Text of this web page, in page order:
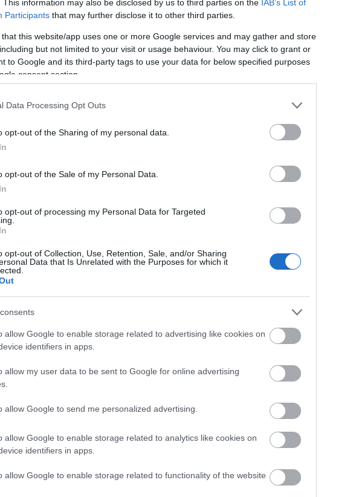
This information may also be disclosed by us to third parties on the IAB’s List of
Participants that may further disclose it to other third parties.
that this website/app uses one or more Google services and may gather and store
but not limited to your visit or usage behaviour. You may click to grant or
to Google and its third-party tags to use your data for below specified purposes
consent section.
Data Processing Opt Outs
opt-out of the Sharing of my personal data.
opt-out of the Sale of my Personal Data.
opt-out of processing my Personal Data for Targeted
opt-out of Collection, Use, Retention, Sale, and/or Sharing
Data that Is Unrelated with the Purposes for which it
allow Google to enable storage related to advertising like cookies on
identifiers in apps.
allow my user data to be sent to Google for online advertising
allow Google to send me personalized advertising.
allow Google to enable storage related to analytics like cookies on
identifiers in apps.
allow Google to enable storage related to functionality of the website
και τις επιχειρήσεις, ισχυροποιούμε την οικονομία της χώρας»,
προτεραιότητας
θα ολοκληρωθείεντός του πρώτου τριμήνου του 2026
και αφορά
ρυθμιστικού πλαισίου
Κοινωνικής Συμφωνίας. Η Κοινωνική Συμφωνία περιλαμβάνει
ένα συνεκτικό πλαίσιο ενίσχυσης των συλλογικών
των Συλλογικών Συμβάσεων Εργασίας
, ώστε περισσότεροι
από αυτές β) στην
τη λήξη των Συλλογικών Συμβάσεων Εργασίας
ισχύουν και μετά την παρέλευση της τρίμηνης παράτασής της,
το καθεστώς της πλήρους μετενέργειας και γ) στην επιτάχυνση
σε περίπτωση διαφωνίας εργαζομένων και εργοδοτών με καλύτερες
για την επίλυση διαφορών μέσω του Ο.ΜΕ.Δ..
αφορά την περίοδο από το
του 2027. Στο διάστημα αυτό προβλέπεται:
αρμόδιας Ομάδας Εργασίας για την ενίσχυση των συλλογικών
στο υπουργείο Εργασίας και Κοινωνικής Ασφάλισης. Η Ομάδα
γιαπέντε έτη με τριμερή σύνθεση, αποτελούμενη από
Υπουργείου Εργασίας και Κοινωνικής Ασφάλισης και των Εθνικών
Η Ομάδα θα πραγματοποιεί τακτικές συνεδριάσεις για την
της πολιτικής ενίσχυσης των συλλογικών διαπραγματεύσεων του